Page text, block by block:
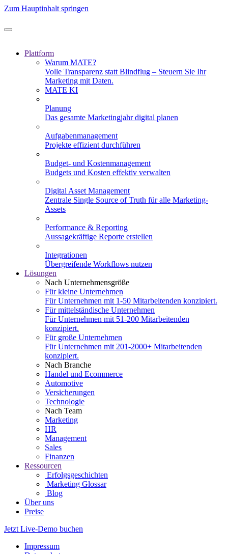
Zum Hauptinhalt springen
Plattform
Warum MATE?
Volle Transparenz statt Blindflug – Steuern Sie Ihr
Marketing mit Daten.
MATE KI
Planung
Das gesamte Marketingjahr digital planen
Aufgabenmanagement
Projekte effizient durchführen
Budget- und Kostenmanagement
Budgets und Kosten effektiv verwalten
Digital Asset Management
Zentrale Single Source of Truth für alle Marketing-
Assets
Performance & Reporting
Aussagekräftige Reporte erstellen
Integrationen
Übergreifende Workflows nutzen
Lösungen
Nach Unternehmensgröße
Für kleine Unternehmen
Für Unternehmen mit 1-50 Mitarbeitenden konzipiert.
Für mittelständische Unternehmen
Für Unternehmen mit 51-200 Mitarbeitenden
konzipiert.
Für große Unternehmen
Für Unternehmen mit 201-2000+ Mitarbeitenden
konzipiert.
Nach Branche
Handel und Ecommerce
Automotive
Versicherungen
Technologie
Nach Team
Marketing
HR
Management
Sales
Finanzen
Ressourcen
Erfolgsgeschichten
Marketing Glossar
Blog
Über uns
Preise
Jetzt Live-Demo buchen
Impressum